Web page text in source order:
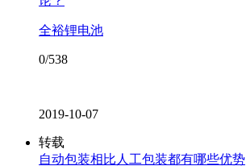
全裕锂电池
0/538
2019-10-07
转载
自动包装相比人工包装都有哪些优势